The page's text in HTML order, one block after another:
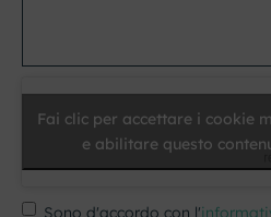
Fai clic per accettare i cookie
e abilitare questo
Sono d'accordo con l'